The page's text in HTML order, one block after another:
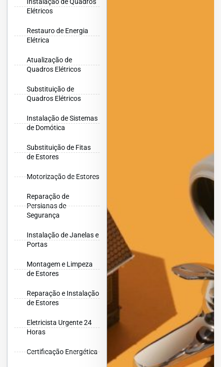
Elétricos
Restauro de Energia
Elétrica
Atualização de
Quadros Elétricos
Substituição de
Quadros Elétricos
Instalação de Sistemas
de Domótica
Substituição de Fitas
de Estores
Motorização de Estores
Reparação de
Persianas de
Segurança
Instalação de Janelas e
Portas
Montagem e Limpeza
de Estores
Reparação e Instalação
de Estores
Eletricista Urgente 24
Horas
Certificação Energética